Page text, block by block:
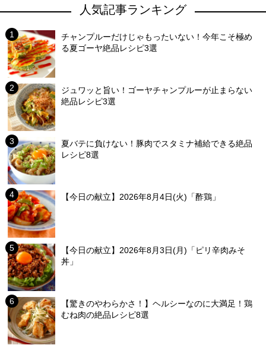
人気記事ランキング
チャンプルーだけじゃもったいない！今年こそ極め
る夏ゴーヤ絶品レシピ3選
ジュワッと旨い！ゴーヤチャンプルーが止まらない
絶品レシピ3選
夏バテに負けない！豚肉でスタミナ補給できる絶品
レシピ8選
【今日の献立】2026年8月4日(火)「酢鶏」
【今日の献立】2026年8月3日(月)「ピリ辛肉みそ
丼」
【驚きのやわらかさ！】ヘルシーなのに大満足！鶏
むね肉の絶品レシピ8選